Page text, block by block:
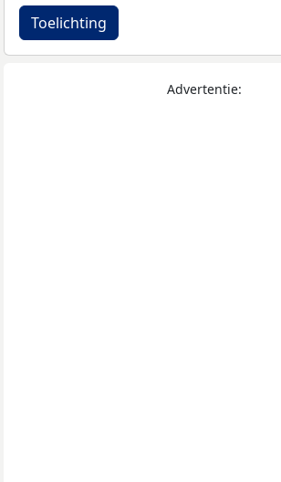
Toelichting
Advertentie: